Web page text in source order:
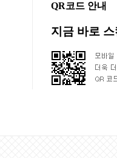
QR코드 안내
지금 바로